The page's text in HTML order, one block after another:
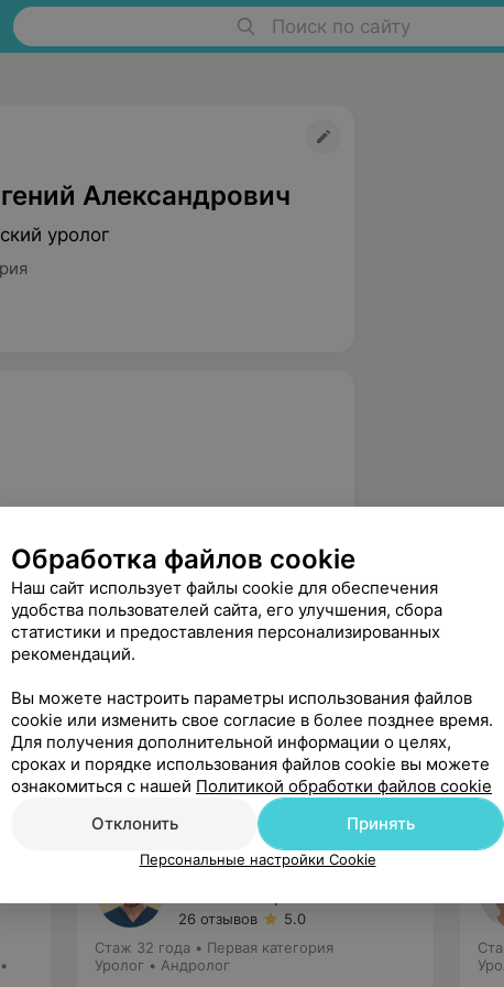
Поиск по сайту
Александрович
уролог
«Экомедсервис», врач-уролог,
с основами ультразвуковой
Касцов
26 отзывов
5.0
Стаж 32 года • Первая категория
Уролог • Андролог
Обработка файлов cookie
Наш сайт использует файлы cookie для обеспечения
удобства пользователей сайта, его улучшения, сбора
статистики и предоставления персонализированных
рекомендаций.
Вы можете настроить параметры использования файлов
cookie или изменить свое согласие в более позднее время.
Для получения дополнительной информации о целях,
сроках и порядке использования файлов cookie вы можете
ознакомиться с нашей Политикой обработки файлов cookie
Отклонить
Принять
Персональные настройки Cookie